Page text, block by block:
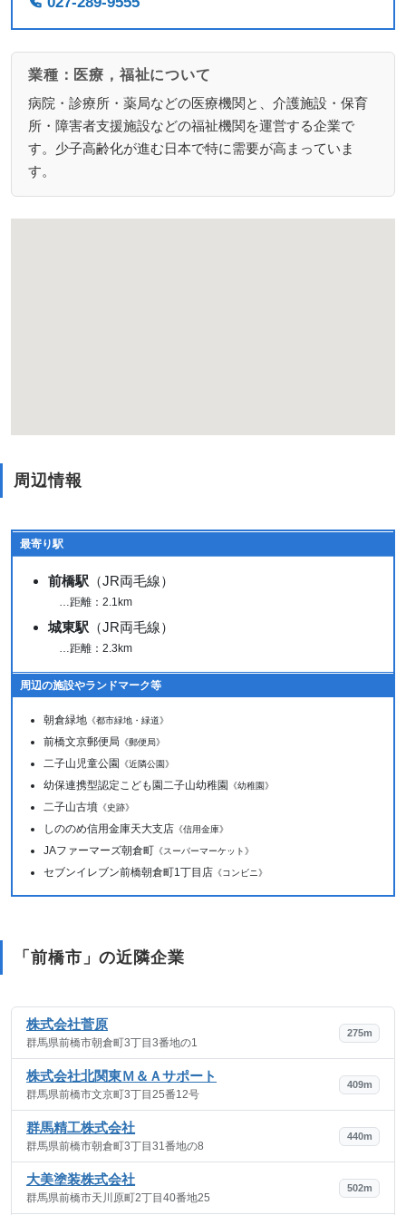
業種：医療，福祉について
病院・診療所・薬局などの医療機関と、介護施設・保育
所・障害者支援施設などの福祉機関を運営する企業で
す。少子高齢化が進む日本で特に需要が高まっていま
す。
周辺情報
最寄り駅
前橋駅 （JR両毛線）
…距離：2.1km
城東駅 （JR両毛線）
…距離：2.3km
周辺の施設やランドマーク等
朝倉緑地 《都市緑地・緑道》
前橋文京郵便局 《郵便局》
二子山児童公園 《近隣公園》
幼保連携型認定こども園二子山幼稚園 《幼稚園》
二子山古墳 《史跡》
しののめ信用金庫天大支店 《信用金庫》
JAファーマーズ朝倉町 《スーパーマーケット》
セブンイレブン前橋朝倉町1丁目店 《コンビニ》
「前橋市」の近隣企業
株式会社菅原
群馬県前橋市朝倉町3丁目3番地の1
275m
株式会社北関東Ｍ＆Ａサポート
群馬県前橋市文京町3丁目25番12号
409m
群馬精工株式会社
群馬県前橋市朝倉町3丁目31番地の8
440m
大美塗装株式会社
群馬県前橋市天川原町2丁目40番地25
502m